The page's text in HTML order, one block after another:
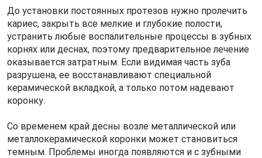
До установки постоянных протезов нужно пролечить
кариес, закрыть все мелкие и глубокие полости,
устранить любые воспалительные процессы в зубных
корнях или деснах, поэтому предварительное лечение
оказывается затратным. Если видимая часть зуба
разрушена, ее восстанавливают специальной
керамической вкладкой, а только потом надевают
коронку.
Со временем край десны возле металлической или
металлокерамической коронки может становиться
темным. Проблемы иногда появляются и с зубными